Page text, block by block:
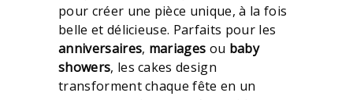
pour créer une pièce unique, à la fois
belle et délicieuse. Parfaits pour les
anniversaires, mariages ou baby
showers, les cakes design
transforment chaque fête en un